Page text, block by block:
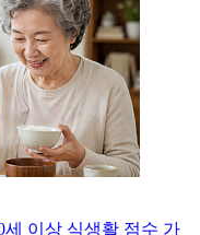
세 이상 식생활 점수 가